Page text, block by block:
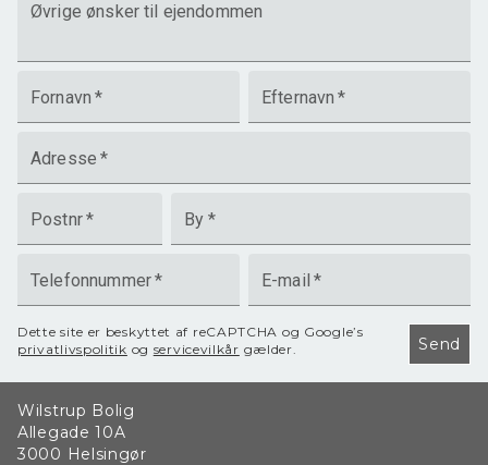
Øvrige ønsker til ejendommen
Fornavn * Efternavn *
Adresse *
Postnr* By *
Telefonnummer* E-mail *
Dette site er beskyttet af reCAPTCHA og Google’s
privatlivspolitik og servicevilkår gælder. Send
Wilstrup Bolig
Allegade 10A
3000 Helsingør